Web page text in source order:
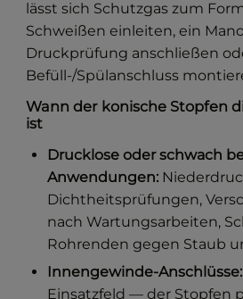
lässt sich Schutzgas zum
Schweißen einleiten, ein
Druckprüfung anschließen
Befüll-/Spülanschluss
Wann der konische Stopfen
ist
Drucklose oder schwach
Anwendungen:
Dichtheitsprüfungen,
nach Wartungsarbeiten,
Rohrenden gegen Staub
Innengewinde-Anschlüsse:
Einsatzfeld — der Stopfen